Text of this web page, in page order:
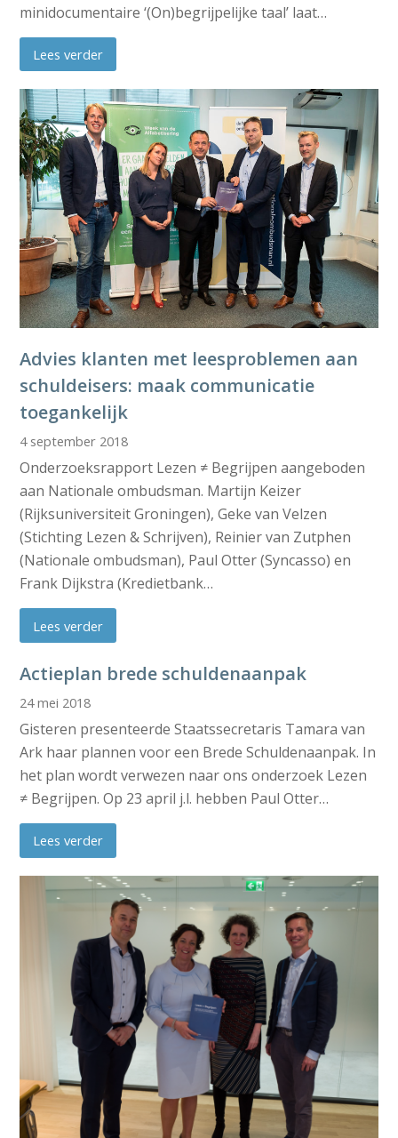
minidocumentaire ‘(On)begrijpelijke taal’ laat…
Lees verder
Advies klanten met leesproblemen aan
schuldeisers: maak communicatie
toegankelijk
4 september 2018
Onderzoeksrapport Lezen ≠ Begrijpen aangeboden
aan Nationale ombudsman. Martijn Keizer
(Rijksuniversiteit Groningen), Geke van Velzen
(Stichting Lezen & Schrijven), Reinier van Zutphen
(Nationale ombudsman), Paul Otter (Syncasso) en
Frank Dijkstra (Kredietbank…
Lees verder
Actieplan brede schuldenaanpak
24 mei 2018
Gisteren presenteerde Staatssecretaris Tamara van
Ark haar plannen voor een Brede Schuldenaanpak. In
het plan wordt verwezen naar ons onderzoek Lezen
≠ Begrijpen. Op 23 april j.l. hebben Paul Otter…
Lees verder